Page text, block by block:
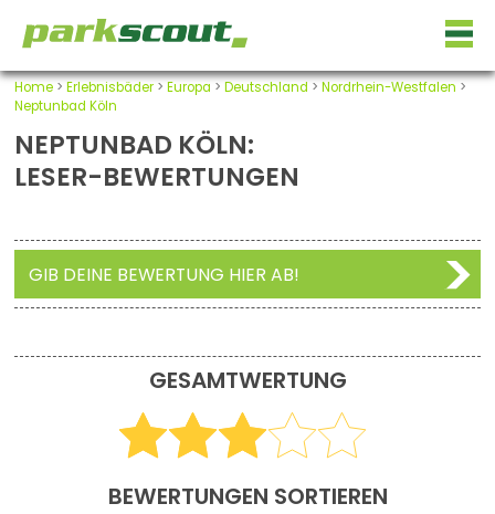
Home> Erlebnisbäder> Europa > Deutschland > Nordrhein-Westfalen >
Neptunbad Köln
NEPTUNBAD KÖLN:
LESER-BEWERTUNGEN
GIB DEINE BEWERTUNG HIER AB!
GESAMTWERTUNG
BEWERTUNGEN SORTIEREN